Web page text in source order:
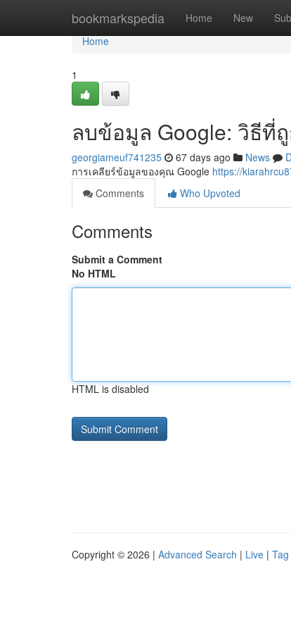
bookmarkspedia Home New
Home
Home
1
ลบข้อมูล Google: วิธีที่
georgiameuf741235 67 days ago News
การเคลียร์ข้อมูลของคุณ Google https://
Comments
Who Upvoted
Comments
Submit a Comment
No HTML
HTML is disabled
Copyright © 2026 | Advanced Search | Live |